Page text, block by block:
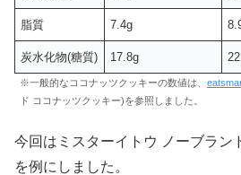
脂質 7.4g
炭水化物(糖質) 17.8g
※一般的なココナッツクッキーの数値は、
ド ココナッツクッキー)を参照しました。
今回はミスターイトウ ノーブラン
を例にしました。